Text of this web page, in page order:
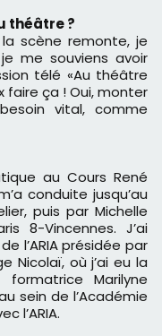
théâtre ?
scène remonte, je
me souviens avoir
télé «Au théâtre
faire ça ! Oui, monter
vital, comme
au Cours René
conduite jusqu’au
puis par Michelle
8-Vincennes. J’ai
l’ARIA présidée par
Nicolaï, où j’ai eu la
Marilyne
sein de l’Académie
l’ARIA.